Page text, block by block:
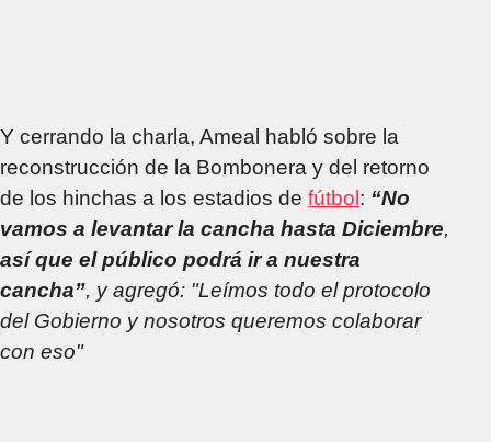
Y cerrando la charla, Ameal habló sobre la
reconstrucción de la Bombonera y del retorno
de los hinchas a los estadios de fútbol : “No
vamos a levantar la cancha hasta Diciembre,
así que el público podrá ir a nuestra
cancha”, y agregó: "Leímos todo el protocolo
del Gobierno y nosotros queremos colaborar
con eso"